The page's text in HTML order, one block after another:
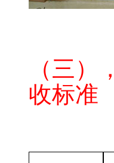
（三
收标准